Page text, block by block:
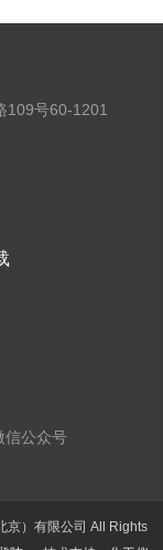
109号60-1201
信公众号
京）有限公司 All Rights